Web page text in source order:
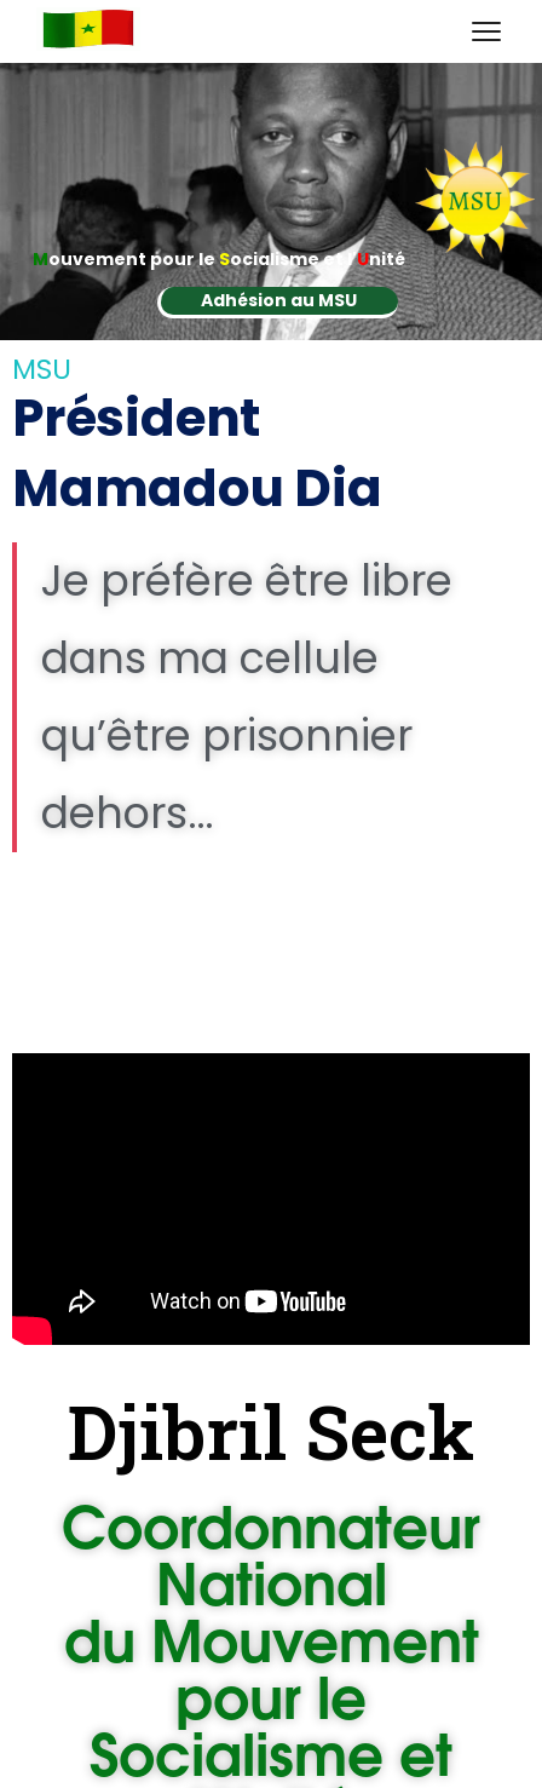
Mouvement pour leSocialisme et l'Unité
Adhésion au MSU
MSU
Président
Mamadou Dia
Je préfère être libre
dans ma cellule
qu’être prisonnier
dehors…
Djibril Seck
Coordonnateur
National
du Mouvement
pour le
Socialisme et